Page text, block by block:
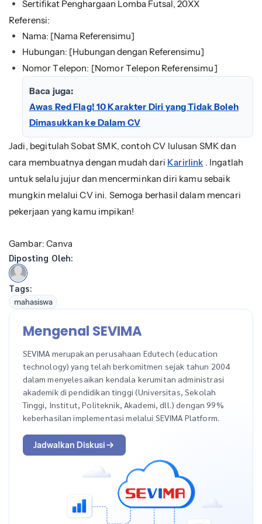
Sertifikat Penghargaan Lomba Futsal, 20XX
Referensi:
Nama: [Nama Referensimu]
Hubungan: [Hubungan dengan Referensimu]
Nomor Telepon: [Nomor Telepon Referensimu]
Baca juga:
Awas Red Flag! 10 Karakter Diri yang Tidak Boleh
Dimasukkan ke Dalam CV
Jadi, begitulah Sobat SMK, contoh CV lulusan SMK dan
cara membuatnya dengan mudah dari Karirlink . Ingatlah
untuk selalu jujur dan mencerminkan diri kamu sebaik
mungkin melalui CV ini. Semoga berhasil dalam mencari
pekerjaan yang kamu impikan!
Gambar: Canva
Diposting Oleh:
Tags:
mahasiswa
Mengenal SEVIMA
SEVIMA merupakan perusahaan Edutech (education
technology) yang telah berkomitmen sejak tahun 2004
dalam menyelesaikan kendala kerumitan administrasi
akademik di pendidikan tinggi (Universitas, Sekolah
Tinggi, Institut, Politeknik, Akademi, dll.) dengan 99%
keberhasilan implementasi melalui SEVIMA Platform.
Jadwalkan Diskusi